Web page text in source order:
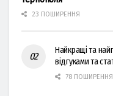
23 ПОШИРЕННЯ
Найкращі та
відгуками та
78 ПОШИРЕННЯ